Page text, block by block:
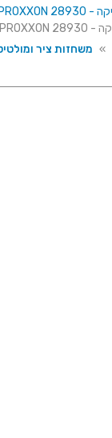
» משחזות ציר